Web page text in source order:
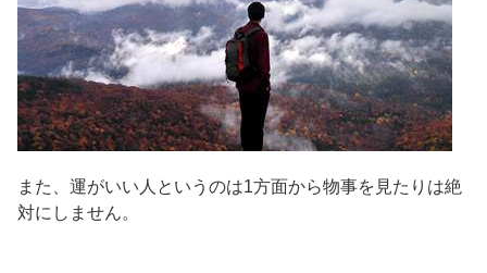
また、運がいい人というのは1方面から物事を見たりは絶
対にしません。